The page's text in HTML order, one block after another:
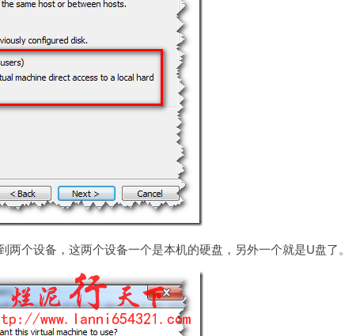
个设备，这两个设备一个是本机的硬盘，另外一个就是U盘了。